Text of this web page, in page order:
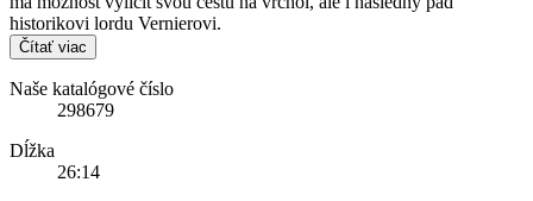
historikovi lordu Vernierovi.
Čítať viac
Naše katalógové číslo
298679
Dĺžka
26:14